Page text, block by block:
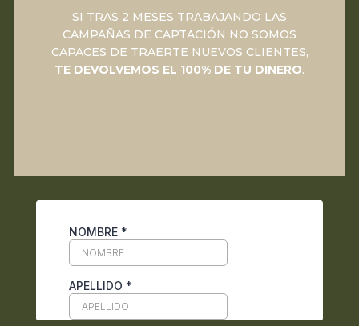
SI TRAS 2 MESES TRABAJANDO LAS
CAMPAÑAS DE CAPTACIÓN NO SOMOS
CAPACES DE TRAERTE NUEVOS CLIENTES,
TE DEVOLVEMOS EL 100% DE TU DINERO.